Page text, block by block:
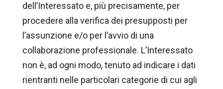
dell’Interessato e, più precisamente, per
procedere alla verifica dei presupposti per
l’assunzione e/o per l’avvio di una
collaborazione professionale. L’Interessato
non è, ad ogni modo, tenuto ad indicare i dati
rientranti nelle particolari categorie di cui agli